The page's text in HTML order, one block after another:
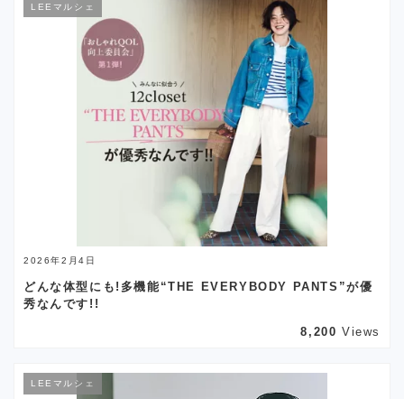
2026年2月4日
LEEマルシェ
どんな体型にも!多機能“THE EVERYBODY PANTS”が優
秀なんです!!
8,200 Views
LEEマルシェ